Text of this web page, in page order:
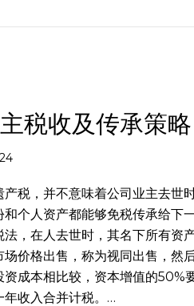
税收及传承策略
产税，并不意味着公司业主去世
和个人资产都能够免税传承给下
法，在人去世时，其名下所有资
场价格出售，称为视同出售，然
资成本相比较，资本增值的50%
年收入合并计税。…